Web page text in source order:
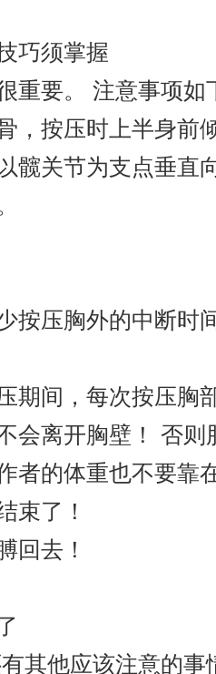
须掌握
要。 注意事项如
按压时上半身前
髋关节为支点垂直
压胸外的中断时
间，每次按压胸
会离开胸壁！ 否则
者的体重也不要靠
了！
去！
他应该注意的事